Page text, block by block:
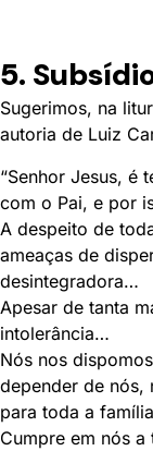
5.
Sugerimos, na
autoria de Luiz
“Senhor Jesus, é
com o Pai, e por
A despeito de
ameaças de
desintegradora…
Apesar de tanta
intolerância…
Nós nos
depender de nós,
para toda a
Cumpre em nós